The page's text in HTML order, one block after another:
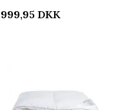
cm - Nordstrand Home
999,95 DKK